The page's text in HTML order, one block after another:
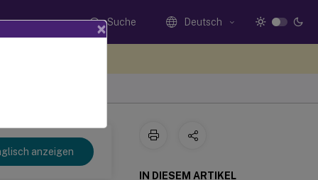
Suche Deutsch
anzeigen
IN DIESEM ARTIKEL
×